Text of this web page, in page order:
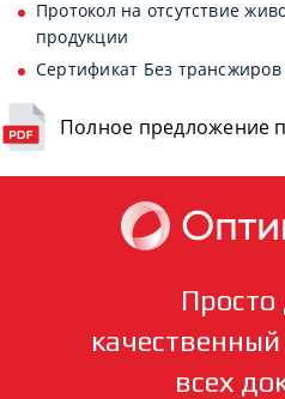
Протокол на отсутствие
продукции
Сертификат Без трансжиров
Полное предложение
Просто
всех